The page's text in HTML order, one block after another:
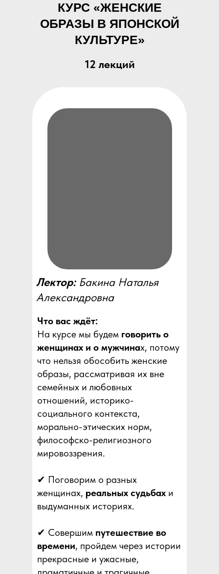
12 лекций
Лектор: Бакина Наталья
Александровна
Что вас ждёт:
На курсе мы будем говорить о
женщинах и о мужчинах, потому
что нельзя обособить женские
образы, рассматривая их вне
семейных и любовных
отношений, историко-
социального контекста,
морально-этических норм,
философско-религиозного
мировоззрения.
✔ Поговорим о разных
женщинах, реальных судьбах и
выдуманных историях.
✔ Совершим путешествие во
времени, пройдем через истории
прекрасные и ужасные,
КУРС «ЖЕНСКИЕ
ОБРАЗЫ В ЯПОНСКОЙ
КУЛЬТУРЕ»